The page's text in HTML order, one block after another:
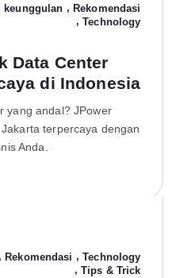
keunggulan , Rekomendasi
,Technology
Data Center
di Indonesia
yang andal? JPower
terpercaya dengan
Anda.
,Rekomendasi ,Technology
, Tips & Trick